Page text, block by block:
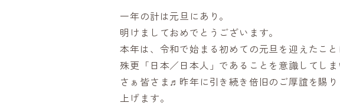
一年の計は元旦にあり。
明けましておめでとうございます。
本年は、令和で始まる初めての元旦を迎えたこと
殊更「日本／日本人」であることを意識してしま
さぁ皆さま♬昨年に引き続き倍旧のご厚誼を賜
上げます。